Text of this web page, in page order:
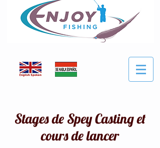
Stages de Spey Casting et
cours de lancer